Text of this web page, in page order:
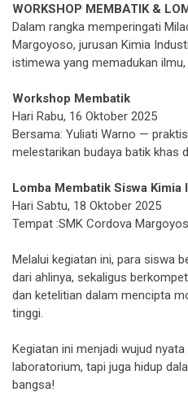
WORKSHOP MEMBATIK &
Dalam rangka memperingati
Margoyoso, jurusan Kimia
istimewa yang memadukan
Workshop Membatik
Hari Rabu, 16 Oktober 2025
Bersama: Yuliati Warno —
melestarikan budaya batik khas
Lomba Membatik Siswa Kimia
Hari Sabtu, 18 Oktober 2025
Tempat :SMK Cordova
Melalui kegiatan ini, para siswa
dari ahlinya, sekaligus
dan ketelitian dalam mencipta
tinggi.
Kegiatan ini menjadi wujud
laboratorium, tapi juga hidup
bangsa!